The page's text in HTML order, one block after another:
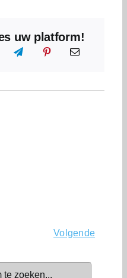
uw platform!
Volgende